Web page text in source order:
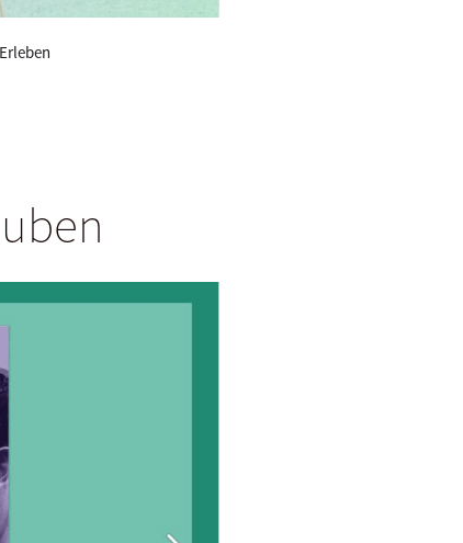
Erleben